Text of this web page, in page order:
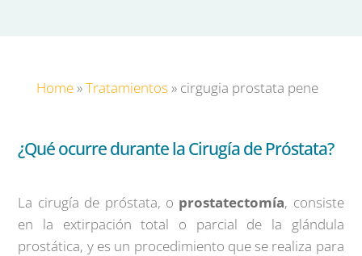
Home»Tratamientos»cirgugia prostata pene
¿Qué ocurre durante la Cirugía de Próstata?
La cirugía de próstata, o prostatectomía, consiste
en la extirpación total o parcial de la glándula
prostática, y es un procedimiento que se realiza para